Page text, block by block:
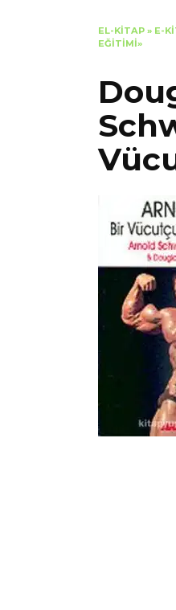
EL-KITAP » E-
EĞITIMI»